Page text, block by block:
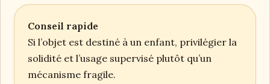
Conseil rapide
Si l’objet est destiné à un enfant, privilégier la
solidité et l’usage supervisé plutôt qu’un
mécanisme fragile.